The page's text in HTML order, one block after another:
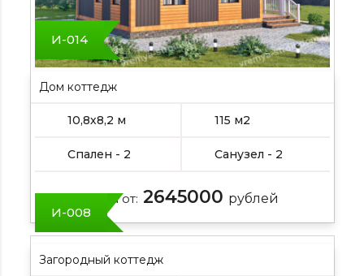
И-014
Дом коттедж
10,8х8,2 м 115 м2
Спален - 2 Санузел - 2
Цена от: 2645000 рублей
И-008
Загородный коттедж